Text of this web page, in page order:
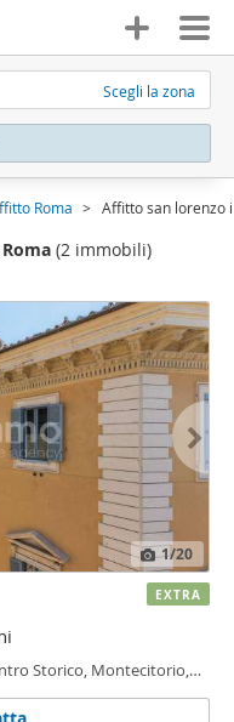
Scegli la zona
Roma Affitto san lorenzo
(2 immobili)
1/20
Storico, Montecitorio,
EXTRA